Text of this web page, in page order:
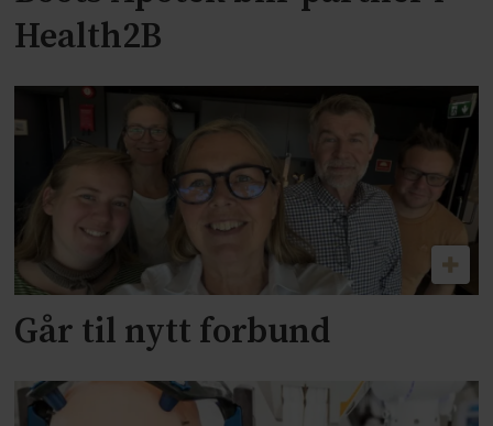
Health2B
Går til nytt forbund